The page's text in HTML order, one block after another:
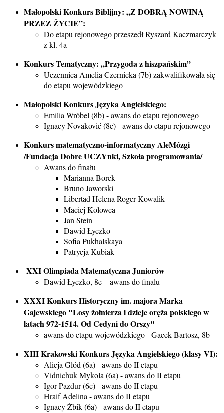
Małopolski Konkurs Biblijny: „Z DOBRĄ NOWINĄ
PRZEZ ŻYCIE”:
Do etapu rejonowego przeszedł Ryszard Kaczmarczyk
z kl. 4a
Konkurs Tematyczny: „Przygoda z hiszpańskim”
Uczennica Amelia Czernicka (7b) zakwalifikowała się
do etapu wojewódzkiego
Małopolski Konkurs Języka Angielskiego:
Emilia Wróbel (8b) - awans do etapu rejonowego
Ignacy Novaković (8e) - awans do etapu rejonowego
Konkurs matematyczno-informatyczny AleMózgi
/Fundacja Dobre UCZYnki, Szkoła programowania/
Awans do finału
Marianna Borek
Bruno Jaworski
Libertad Helena Roger Kowalik
Maciej Kolowca
Jan Stein
Dawid Łyczko
Sofia Pukhalskaya
Patrycja Kubiak
XXI Olimpiada Matematyczna Juniorów
Dawid Łyczko, 8e – awans do finału
XXXI Konkurs Historyczny im. majora Marka
Gajewskiego "Losy żołnierza i dzieje oręża polskiego w
latach 972-1514. Od Cedyni do Orszy"
awans do etapu wojewódzkiego - Gacek Bartosz, 8b
XIII Krakowski Konkurs Języka Angielskiego (klasy VI):
Alicja Głód (6a) - awans do II etapu
Vidnichuk Mykola (6a) - awans do II etapu
Igor Pazdur (6c) - awans do II etapu
Hraif Adelina - awans do II etapu
Ignacy Żbik (6a) - awans do II etapu